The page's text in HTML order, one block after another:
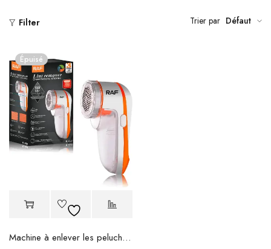
Filter Trier par Défaut
Épuisé
Machine à enlever les peluches RAF